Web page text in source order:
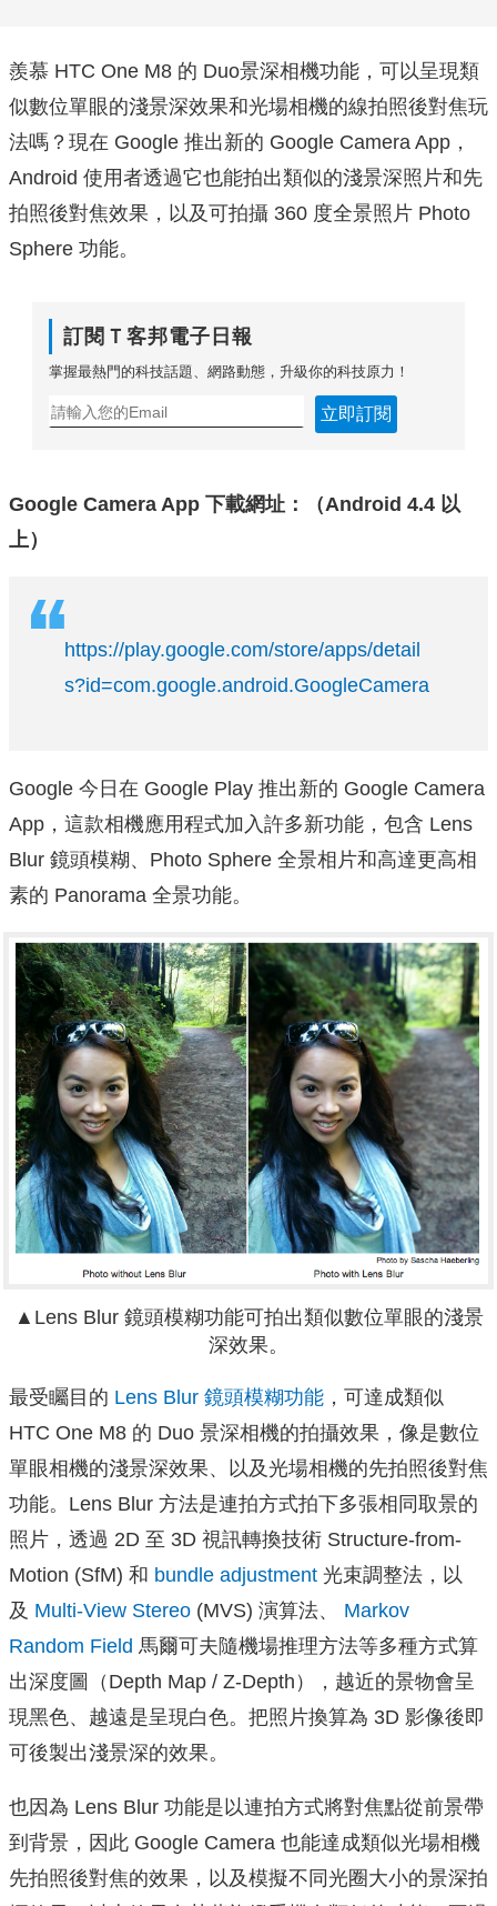
羨慕 HTC One M8 的 Duo景深相機功能，可以呈現類
似數位單眼的淺景深效果和光場相機的線拍照後對焦玩
法嗎？現在 Google 推出新的 Google Camera App，
Android 使用者透過它也能拍出類似的淺景深照片和先
拍照後對焦效果，以及可拍攝 360 度全景照片 Photo
Sphere 功能。
訂閱Ｔ客邦電子日報
掌握最熱門的科技話題、網路動態，升級你的科技原力！
立即訂閱
Google Camera App 下載網址：（Android 4.4 以
上）
https://play.google.com/store/apps/detail
s?id=com.google.android.GoogleCamera
Google 今日在 Google Play 推出新的 Google Camera
App，這款相機應用程式加入許多新功能，包含 Lens
Blur 鏡頭模糊、Photo Sphere 全景相片和高達更高相
素的 Panorama 全景功能。
▲ Lens Blur 鏡頭模糊功能可拍出類似數位單眼的淺景
深效果。
最受矚目的 Lens Blur 鏡頭模糊功能 ，可達成類似
HTC One M8 的 Duo 景深相機的拍攝效果，像是數位
單眼相機的淺景深效果、以及光場相機的先拍照後對焦
功能。Lens Blur 方法是連拍方式拍下多張相同取景的
照片，透過 2D 至 3D 視訊轉換技術 Structure-from-
Motion (SfM) 和 bundle adjustment 光束調整法，以
及 Multi-View Stereo (MVS) 演算法、 Markov
Random Field 馬爾可夫隨機場推理方法等多種方式算
出深度圖（Depth Map / Z-Depth），越近的景物會呈
現黑色、越遠是呈現白色。把照片換算為 3D 影像後即
可後製出淺景深的效果。
也因為 Lens Blur 功能是以連拍方式將對焦點從前景帶
到背景，因此 Google Camera 也能達成類似光場相機
先拍照後對焦的效果，以及模擬不同光圈大小的景深拍